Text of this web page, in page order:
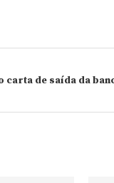
de saída da